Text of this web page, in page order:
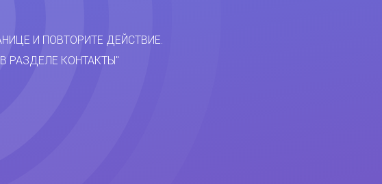
И ПОВТОРИТЕ ДЕЙСТВИЕ.
РАЗДЕЛЕ КОНТАКТЫ"